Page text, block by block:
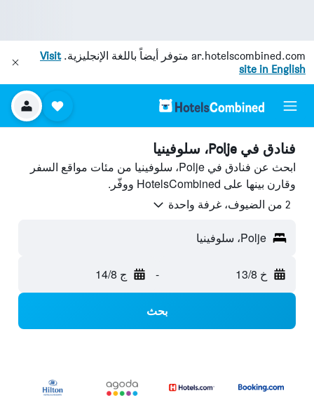
ar.hotelscombined.com متوفر أيضاً باللغة الإنجليزية.Visit
site in English
فنادق في Polje، سلوفينيا
ابحث عن فنادق في Polje، سلوفينيا من مئات مواقع السفر
وقارن بينها على HotelsCombined ووفّر.
2 من الضيوف، غرفة واحدة
Polje، سلوفينيا
خ 13/8 - ج 14/8
بحث